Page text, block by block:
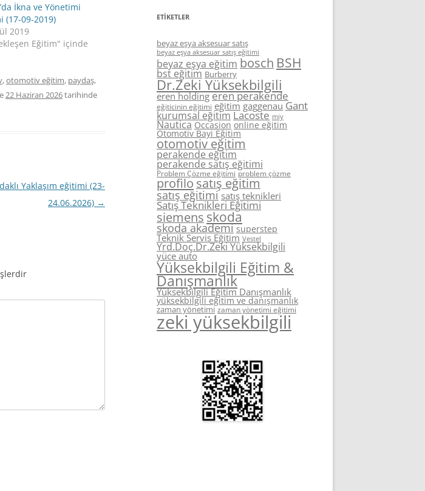
İkna ve Yönetimi
(17-09-2019)
2019
Eğitim" içinde
,otomotiv eğitim, paydaş,
22 Haziran 2026tarihinde
Yaklaşım eğitimi (23-
24.06.2026) →
ETIKETLER
beyaz eşya aksesuar satış
beyaz eşya aksesuar satış eğitimi
beyaz eşya eğitim bosch BSH
bst eğitim Burberry
Dr.Zeki Yüksekbilgili
eren holding eren perakende
eğiticinin eğitimi eğitim gaggenau Gant
kurumsal eğitim Lacoste miy
Nautica Occasion online eğitim
Otomotiv Bayi Eğitim
otomotiv eğitim
perakende eğitim
perakende satış eğitimi
Problem Çözme eğitimi problem çözme
profilo satış eğitim
satış eğitimi satış teknikleri
Satış Teknikleri Eğitimi
siemens skoda
skoda akademi superstep
Teknik Servis Eğitim Vestel
Yrd.Doç.Dr.Zeki Yüksekbilgili
yüce auto
Yüksekbilgili Eğitim &
Danışmanlık
Yüksekbilgili Eğitim Danışmanlık
yüksekbilgili eğitim ve danışmanlık
zaman yönetimi zaman yönetimi eğitimi
zeki yüksekbilgili